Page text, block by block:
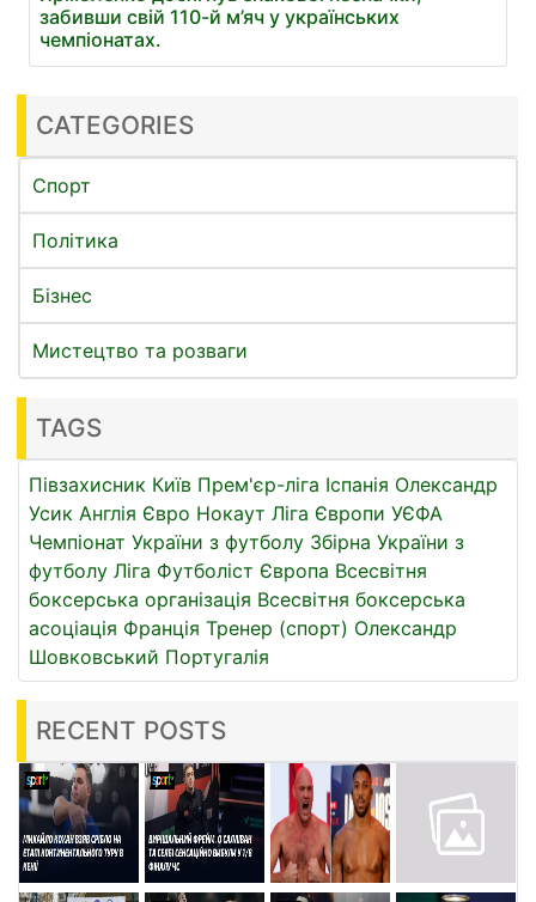
забивши свій 110-й м’яч у українських
чемпіонатах.
CATEGORIES
Спорт
Політика
Бізнес
Мистецтво та розваги
TAGS
Півзахисник Київ Прем'єр-ліга Іспанія Олександр
Усик Англія Євро Нокаут Ліга Європи УЄФА
Чемпіонат України з футболу Збірна України з
футболу Ліга Футболіст Європа Всесвітня
боксерська організація Всесвітня боксерська
асоціація Франція Тренер (спорт) Олександр
Шовковський Португалія
RECENT POSTS